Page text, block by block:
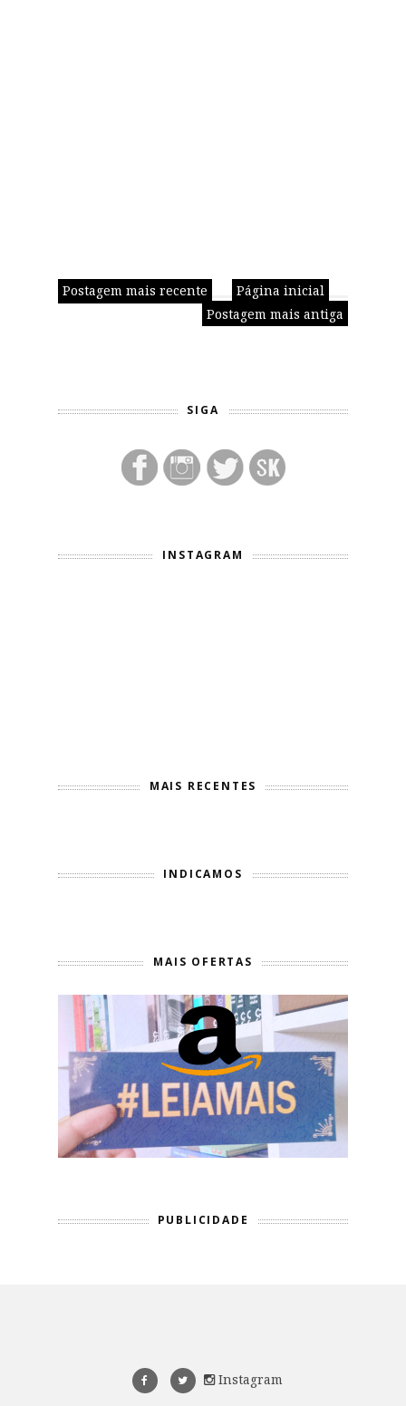
Postagem mais recente
Postagem mais antiga
Página inicial
SIGA
INSTAGRAM
MAIS RECENTES
INDICAMOS
MAIS OFERTAS
PUBLICIDADE
Instagram